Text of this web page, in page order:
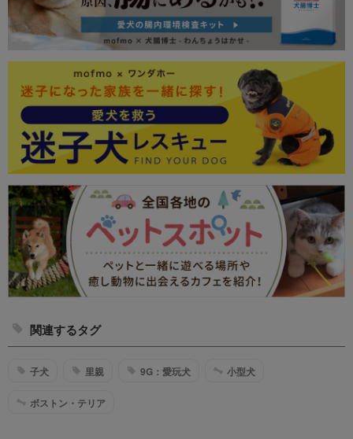
関連するタグ
子犬 里親 9G：愛玩犬 小型犬
ボストン・テリア